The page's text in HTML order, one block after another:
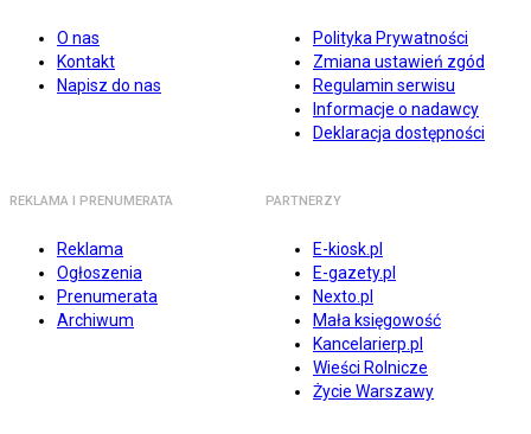
O nas
Kontakt
Napisz do nas
Polityka Prywatności
Zmiana ustawień zgód
Regulamin serwisu
Informacje o nadawcy
Deklaracja dostępności
REKLAMA I PRENUMERATA
Reklama
Ogłoszenia
Prenumerata
Archiwum
PARTNERZY
E-kiosk.pl
E-gazety.pl
Nexto.pl
Mała księgowość
Kancelarierp.pl
Wieści Rolnicze
Życie Warszawy